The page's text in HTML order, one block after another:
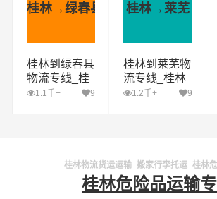
桂林→绿春县
桂林到绿春县
物流专线_桂
林到绿春县货
1.1千+ 9
桂林→莱芜
桂林到莱芜物
流专线_桂林
到莱芜货运公
1.2千+ 9
桂林物流货运运输_搬家行李托运_桂林
桂林危险品运输